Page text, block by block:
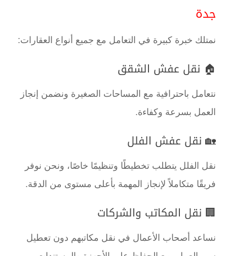
جدة
نمتلك خبرة كبيرة في التعامل مع جميع أنواع العقارات:
🏠 نقل عفش الشقق
نتعامل باحترافية مع المساحات الصغيرة ونضمن إنجاز
العمل بسرعة وكفاءة.
🏡 نقل عفش الفلل
نقل الفلل يتطلب تخطيطًا وتنظيمًا خاصًا، ونحن نوفر
فريقًا متكاملاً لإنجاز المهمة بأعلى مستوى من الدقة.
🏢 نقل المكاتب والشركات
نساعد أصحاب الأعمال في نقل مكاتبهم دون تعطيل